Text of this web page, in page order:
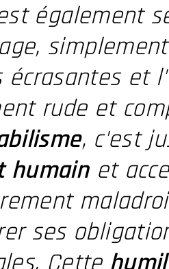
également
et
rude et
, c'est
humainet
ses